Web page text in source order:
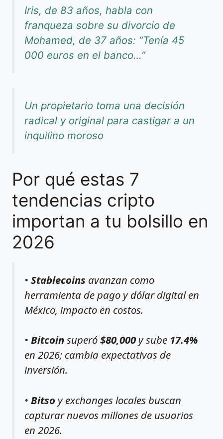
Iris, de 83 años, habla con
franqueza sobre su divorcio de
Mohamed, de 37 años: “Tenía 45
000 euros en el banco…”
Un propietario toma una decisión
radical y original para castigar a un
inquilino moroso
Por qué estas 7
tendencias cripto
importan a tu bolsillo en
2026
• Stablecoins avanzan como
herramienta de pago y dólar digital en
México, impacto en costos.
• Bitcoinsuperó$80,000 y sube 17.4%
en 2026; cambia expectativas de
inversión.
• Bitso y exchanges locales buscan
capturar nuevos millones de usuarios
en 2026.